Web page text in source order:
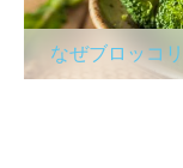
なぜブロッコ